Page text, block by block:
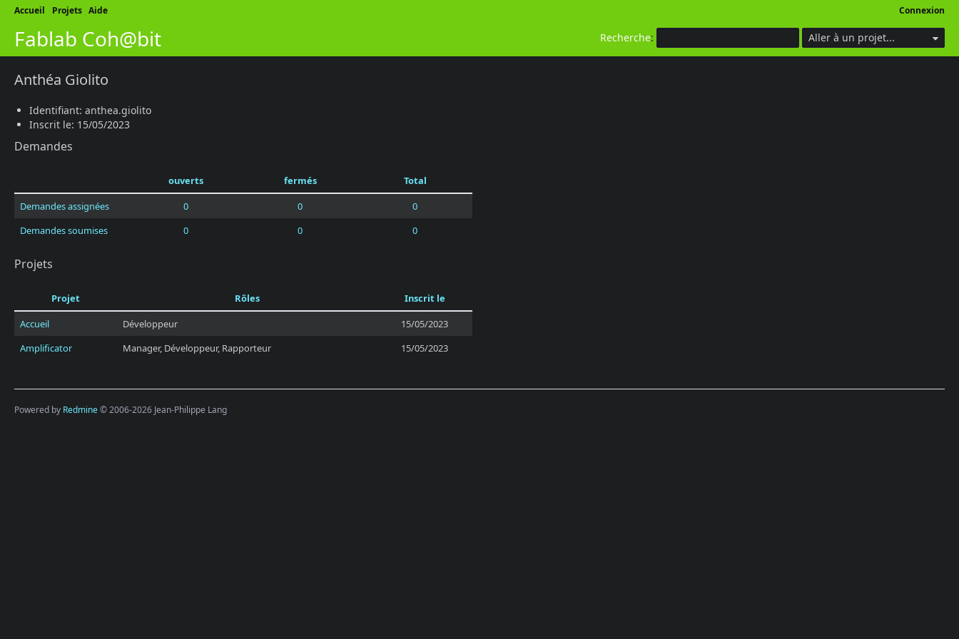
Connexion
Accueil Projets Aide
Recherche: Aller à un projet...
Fablab Coh@bit
Anthéa Giolito
Identifiant: anthea.giolito
Inscrit le: 15/05/2023
Demandes
ouverts fermés
Total
Demandes assignées
0 0
0
Demandes soumises
0 0 0
Projets
Projet Rôles
Inscrit le
Accueil
Développeur
15/05/2023
Amplificator
Manager, Développeur, Rapporteur 15/05/2023
Powered by Redmine© 2006-2026 Jean-Philippe Lang